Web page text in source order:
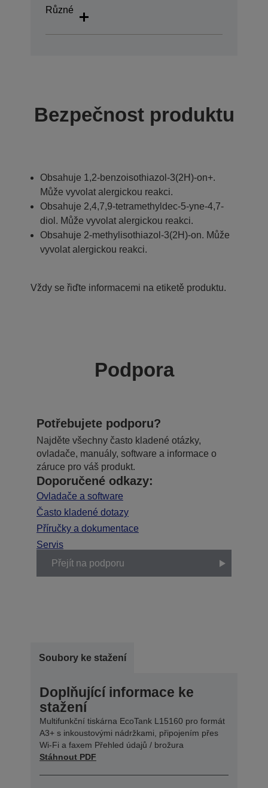
Různé
Bezpečnost produktu
Obsahuje 1,2-benzoisothiazol-3(2H)-on+.
Může vyvolat alergickou reakci.
Obsahuje 2,4,7,9-tetramethyldec-5-yne-4,7-
diol. Může vyvolat alergickou reakci.
Obsahuje 2-methylisothiazol-3(2H)-on. Může
vyvolat alergickou reakci.
Vždy se řiďte informacemi na etiketě produktu.
Podpora
Potřebujete podporu?
Najděte všechny často kladené otázky,
ovladače, manuály, software a informace o
záruce pro váš produkt.
Doporučené odkazy:
Ovladače a software
Často kladené dotazy
Příručky a dokumentace
Servis
Přejít na podporu
Soubory ke stažení
Doplňující informace ke
stažení
Multifunkční tiskárna EcoTank L15160 pro formát
A3+ s inkoustovými nádržkami, připojením přes
Wi-Fi a faxem Přehled údajů / brožura
Stáhnout PDF